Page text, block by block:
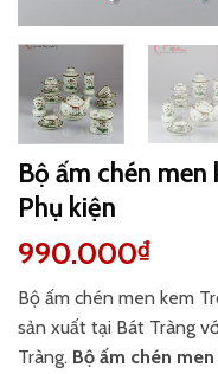
Bộ ấm chén
Phụ kiện
990.000₫
Bộ ấm chén men kem
sản xuất tại Bát Tràng
Tràng. Bộ ấm chén